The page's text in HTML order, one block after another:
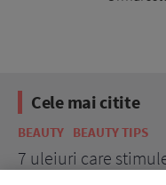
Cele mai citite
BEAUTY BEAUTY TIPS
7 uleiuri care